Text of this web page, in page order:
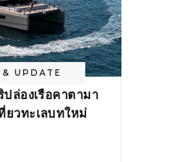
& UPDATE
ปล่องเรือคาตามา
ยวทะเลบทใหม่